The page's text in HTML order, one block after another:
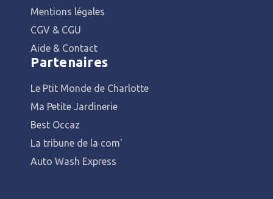
Mentions légales
CGV & CGU
Aide & Contact
Partenaires
Le Ptit Monde de Charlotte
Ma Petite Jardinerie
Best Occaz
La tribune de la com'
Auto Wash Express